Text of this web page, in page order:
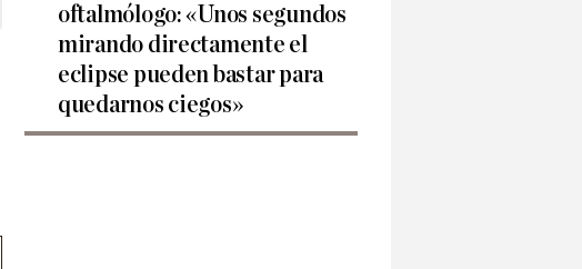
oftalmólogo: «Unos segundos
mirando directamente el
eclipse pueden bastar para
quedarnos ciegos»